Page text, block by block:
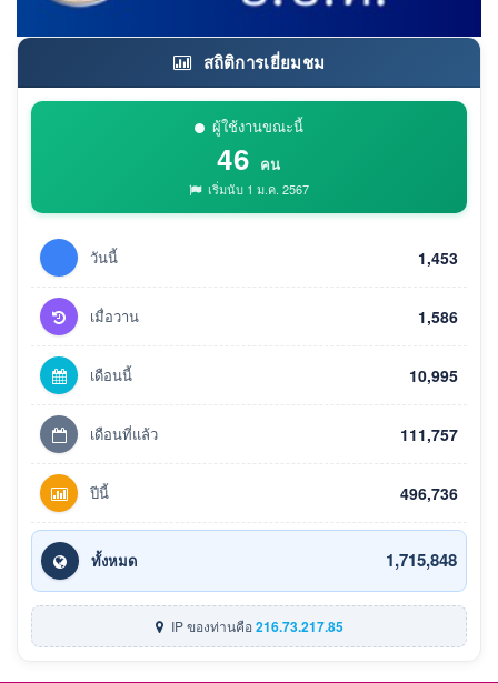
สถิติการเยี่ยมชม
ผู้ใช้งานขณะนี้
46 คน
เริ่มนับ 1 ม.ค. 2567
วันนี้ 1,453
เมื่อวาน 1,586
เดือนนี้ 10,995
เดือนที่แล้ว 111,757
ปีนี้ 496,736
ทั้งหมด 1,715,848
IP ของท่านคือ216.73.217.85